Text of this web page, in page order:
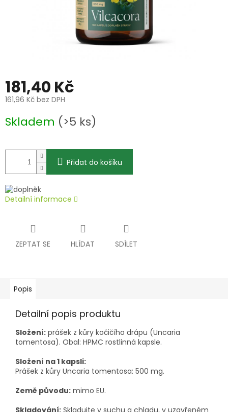
181,40 Kč
161,96 Kč bez DPH
cena:
Skladem (>5 ks)
Přidat do košíku
Detailní informace
ZEPTAT SE HLÍDAT SDÍLET
Popis
Detailní popis produktu
Složení: prášek z kůry kočičího drápu (Uncaria
tomentosa). Obal: HPMC rostlinná kapsle.
Složení na 1 kapsli:
Prášek z kůry Uncaria tomentosa: 500 mg.
Země původu: mimo EU.
Skladování: Skladujte v suchu a chladu, v uzavřeném